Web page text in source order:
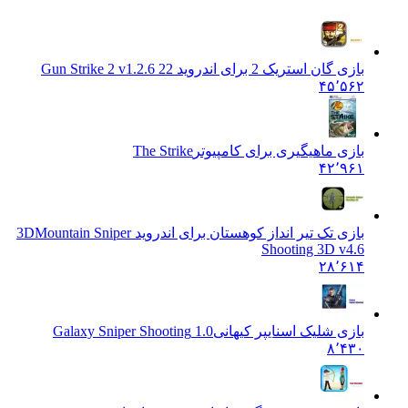
بازی گان استریک 2 برای اندروید 2
2 Gun Strike 2 v1.2.6
۴۵٬۵۶۲
بازی ماهیگیری برای کامپیوترThe Strike
۴۲٬۹۶۱
بازی تک تیر انداز کوهستان برای اندروید 3D Mountain Sniper
Shooting 3D v4.6
۲۸٬۶۱۴
بازی شلیک اسنایپر کیهانی 1.0 Galaxy Sniper Shooting